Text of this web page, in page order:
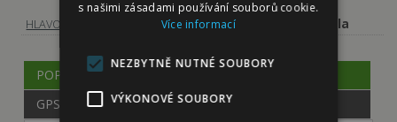
HLAVOLAMY, HRAČKY HRAČKY PRO PSY Míčky a házedla
POPIS
GPSR
s našimi zásadami používání souborů cookie.
Více informací
NEZBYTNĚ NUTNÉ SOUBORY
VÝKONOVÉ SOUBORY